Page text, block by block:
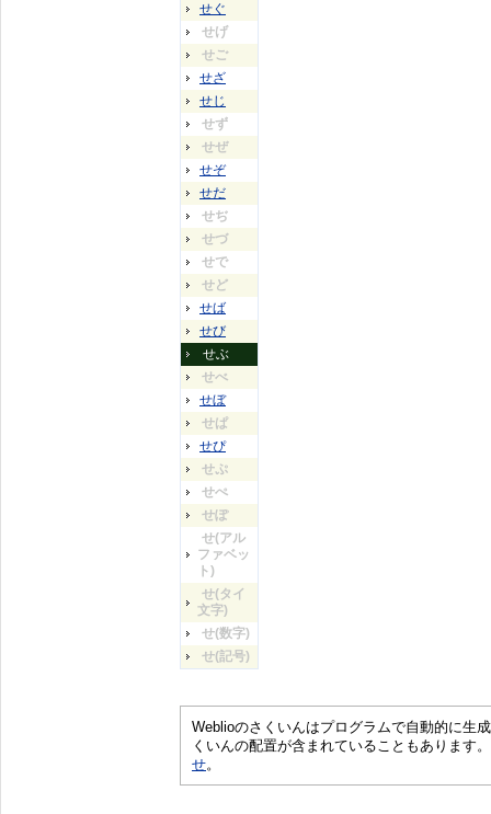
せぐ
せげ
せご
せざ
せじ
せず
せぜ
せぞ
せだ
せぢ
せづ
せで
せど
せば
せび
せぶ
せべ
せぼ
せぱ
せぴ
せぷ
せぺ
せぽ
せ(アル
ファベッ
ト)
せ(タイ
文字)
せ(数字)
せ(記号)
Weblioのさくいんはプログラムで自動的に生
くいんの配置が含まれていることもあります
せ。